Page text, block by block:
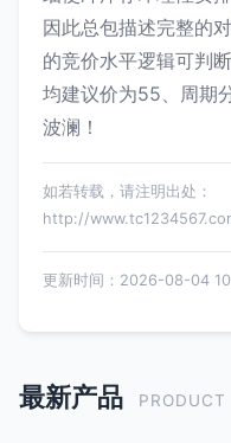
因此总包描述完整的
的竞价水平逻辑可判
均建议价为55、周期
波澜！
如若转载，请注明出处：
http://
更新时间：2026-08-04
最新产品 PRODUCT